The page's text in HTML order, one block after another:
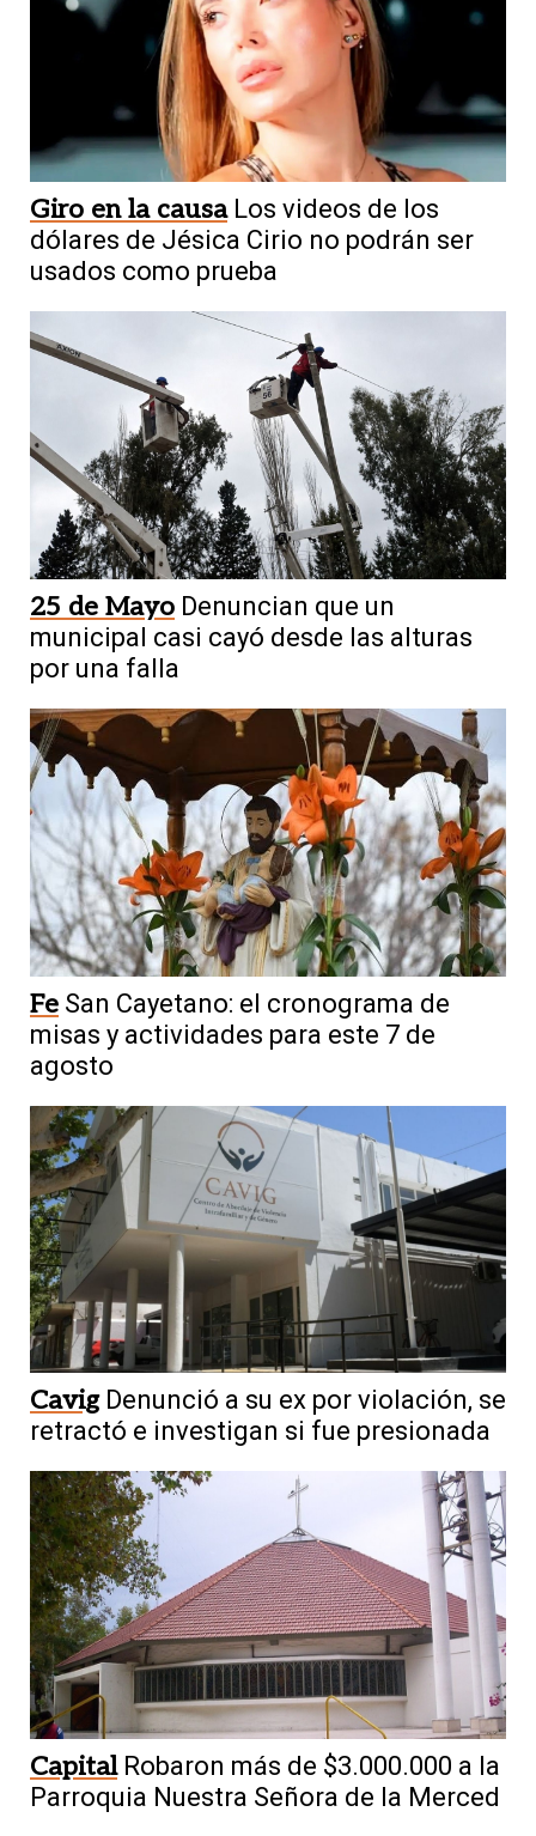
Giro en la causa Los videos de los
dólares de Jésica Cirio no podrán ser
usados como prueba
25 de Mayo Denuncian que un
municipal casi cayó desde las alturas
por una falla
Fe San Cayetano: el cronograma de
misas y actividades para este 7 de
agosto
Cavig Denunció a su ex por violación, se
retractó e investigan si fue presionada
Capital Robaron más de $3.000.000 a la
Parroquia Nuestra Señora de la Merced